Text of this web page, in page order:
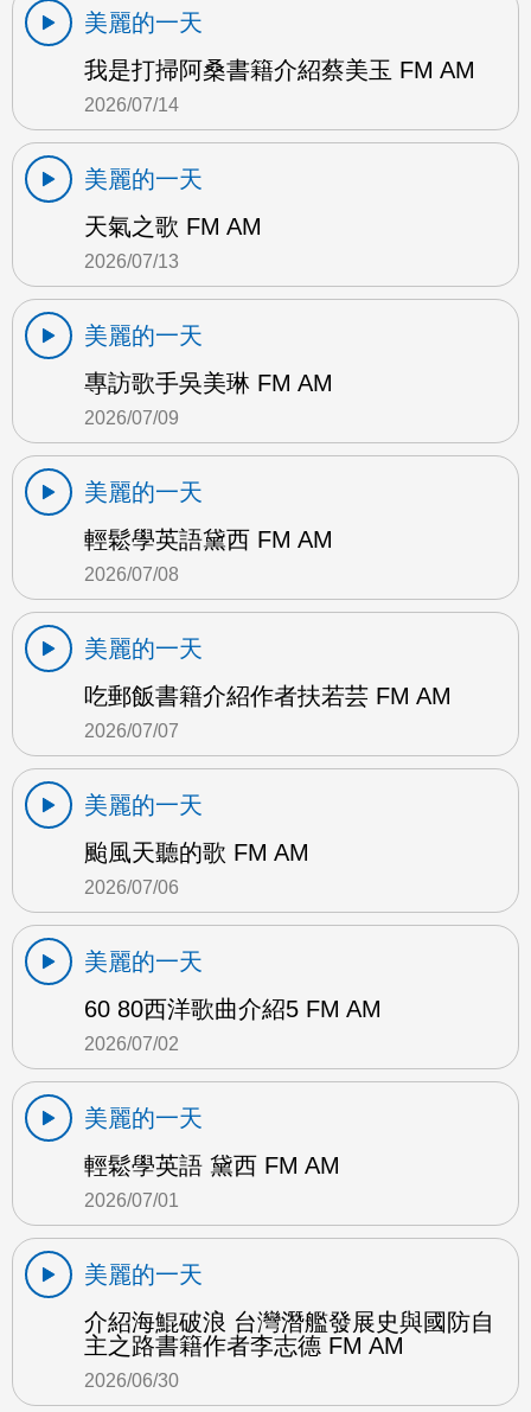
美麗的一天
我是打掃阿桑書籍介紹蔡美玉 FM AM
2026/07/14
美麗的一天
天氣之歌 FM AM
2026/07/13
美麗的一天
專訪歌手吳美琳 FM AM
2026/07/09
美麗的一天
輕鬆學英語黛西 FM AM
2026/07/08
美麗的一天
吃郵飯書籍介紹作者扶若芸 FM AM
2026/07/07
美麗的一天
颱風天聽的歌 FM AM
2026/07/06
美麗的一天
60 80西洋歌曲介紹5 FM AM
2026/07/02
美麗的一天
輕鬆學英語 黛西 FM AM
2026/07/01
美麗的一天
介紹海鯤破浪 台灣潛艦發展史與國防自
主之路書籍作者李志德 FM AM
2026/06/30